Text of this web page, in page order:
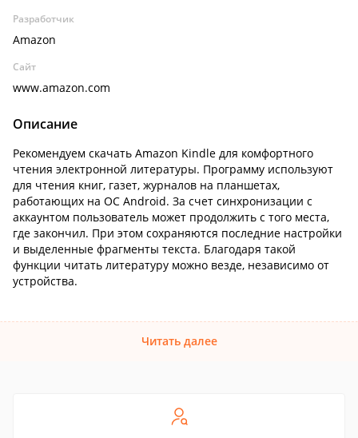
Разработчик
Amazon
Сайт
www.amazon.com
Описание
Рекомендуем скачать Amazon Kindle для комфортного
чтения электронной литературы. Программу используют
для чтения книг, газет, журналов на планшетах,
работающих на ОС Android. За счет синхронизации с
аккаунтом пользователь может продолжить с того места,
где закончил. При этом сохраняются последние настройки
и выделенные фрагменты текста. Благодаря такой
функции читать литературу можно везде, независимо от
устройства.
Читать далее